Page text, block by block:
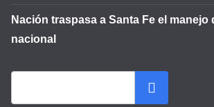
Nación traspasa a Santa Fe el manejo
nacional